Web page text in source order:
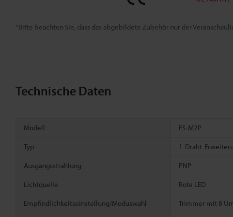
*Bitte beachten Sie, dass das abgebildete Zubehör nur der
Technische Daten
Modell FS-M2P
Typ 1-Draht-
Ausgangsstrahlung PNP
Lichtquelle Rote LED
Empfindlichkeitseinstellung/Moduswahl Trimmer mit 8